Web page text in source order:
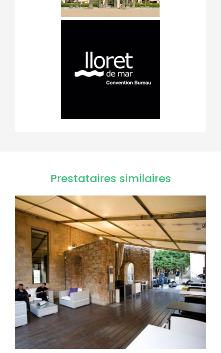
Prestataires similaires